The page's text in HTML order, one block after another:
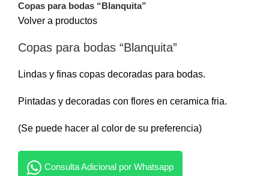
Copas para bodas “Blanquita”
Volver a productos
Copas para bodas “Blanquita”
Lindas y finas copas decoradas para bodas.
Pintadas y decoradas con flores en ceramica fria.
(Se puede hacer al color de su preferencia)
Consulta Adicional por Whatsapp